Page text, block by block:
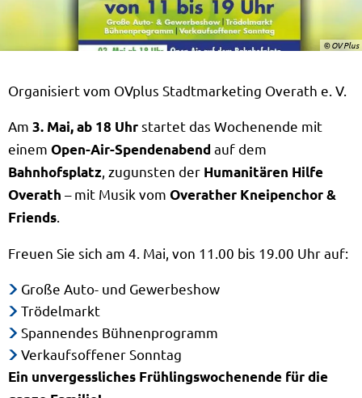
© OV Plus
Organisiert vom OVplus Stadtmarketing Overath e. V.
Am 3. Mai, ab 18 Uhrstartet das Wochenende mit
einem Open-Air-Spendenabend auf dem
Bahnhofsplatz , zugunsten der Humanitären Hilfe
Overath – mit Musik vom Overather Kneipenchor &
Friends
Freuen Sie sich am 4. Mai, von 11.00 bis 19.00 Uhr auf:
Große Auto- und Gewerbeshow
Trödelmarkt
Spannendes Bühnenprogramm
Verkaufsoffener Sonntag
Ein unvergessliches Frühlingswochenende für die